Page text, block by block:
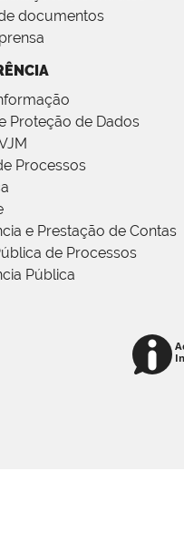
documentos
Proteção de Dados
Processos
e Prestação de Contas
de Processos
Pública